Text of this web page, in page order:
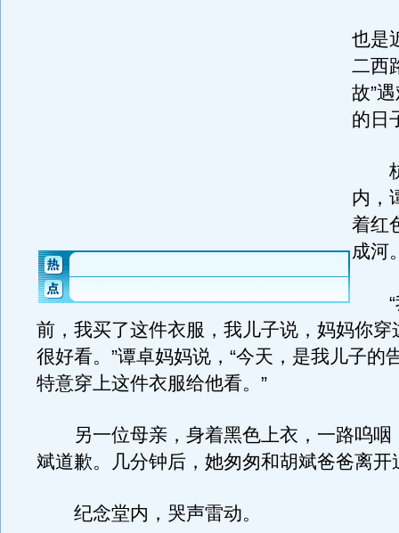
也是
二西
故”
的日
杭
内，
着红
成河
“
前，我买了这件衣服，我儿子说，妈妈你穿
很好看。”谭卓妈妈说，“今天，是我儿子的
特意穿上这件衣服给他看。”
另一位母亲，身着黑色上衣，一路呜咽
斌道歉。几分钟后，她匆匆和胡斌爸爸离开
纪念堂内，哭声雷动。